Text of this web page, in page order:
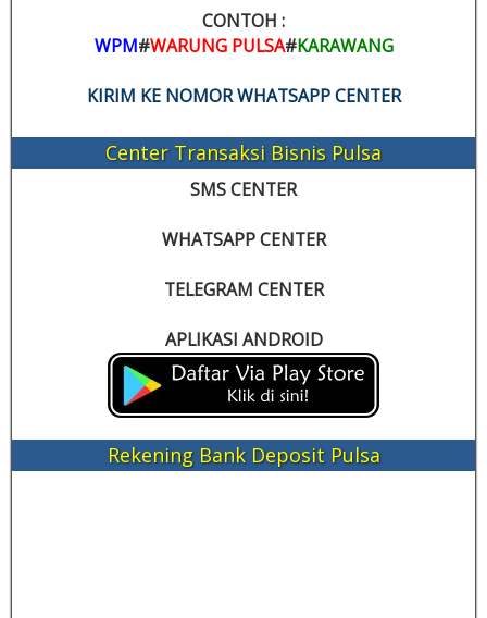
CONTOH :
WPM#WARUNG PULSA#KARAWANG
KIRIM KE NOMOR WHATSAPP CENTER
Center Transaksi Bisnis Pulsa
SMS CENTER
WHATSAPP CENTER
TELEGRAM CENTER
APLIKASI ANDROID
Rekening Bank Deposit Pulsa